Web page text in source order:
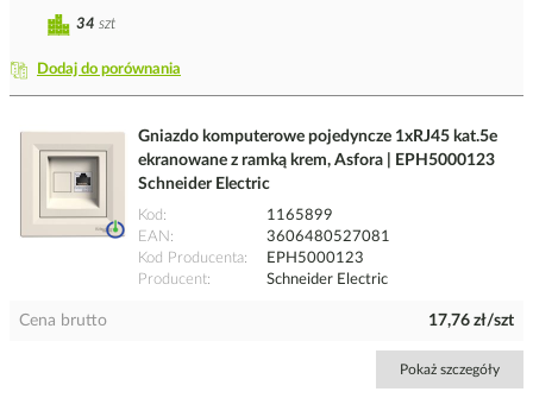
Dodaj do porównania
34 szt
Gniazdo komputerowe pojedyncze 1xRJ45 kat.5e
ekranowane z ramką krem, Asfora | EPH5000123
Schneider Electric
Kod
1165899
EAN
3606480527081
Kod Producenta
EPH5000123
Producent
Schneider Electric
Cena brutto 17,76 zł/szt
Pokaż szczegóły